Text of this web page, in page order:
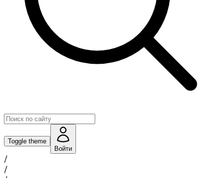
Toggle theme
Войти
/
/